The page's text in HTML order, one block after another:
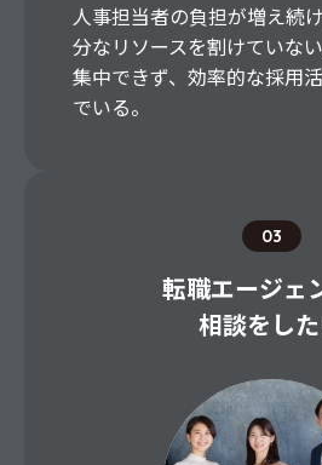
人事担当者の負担が増え続
分なリソースを割けていな
集中できず、効率的な採用
でいる。
03
転職エージェ
相談をし